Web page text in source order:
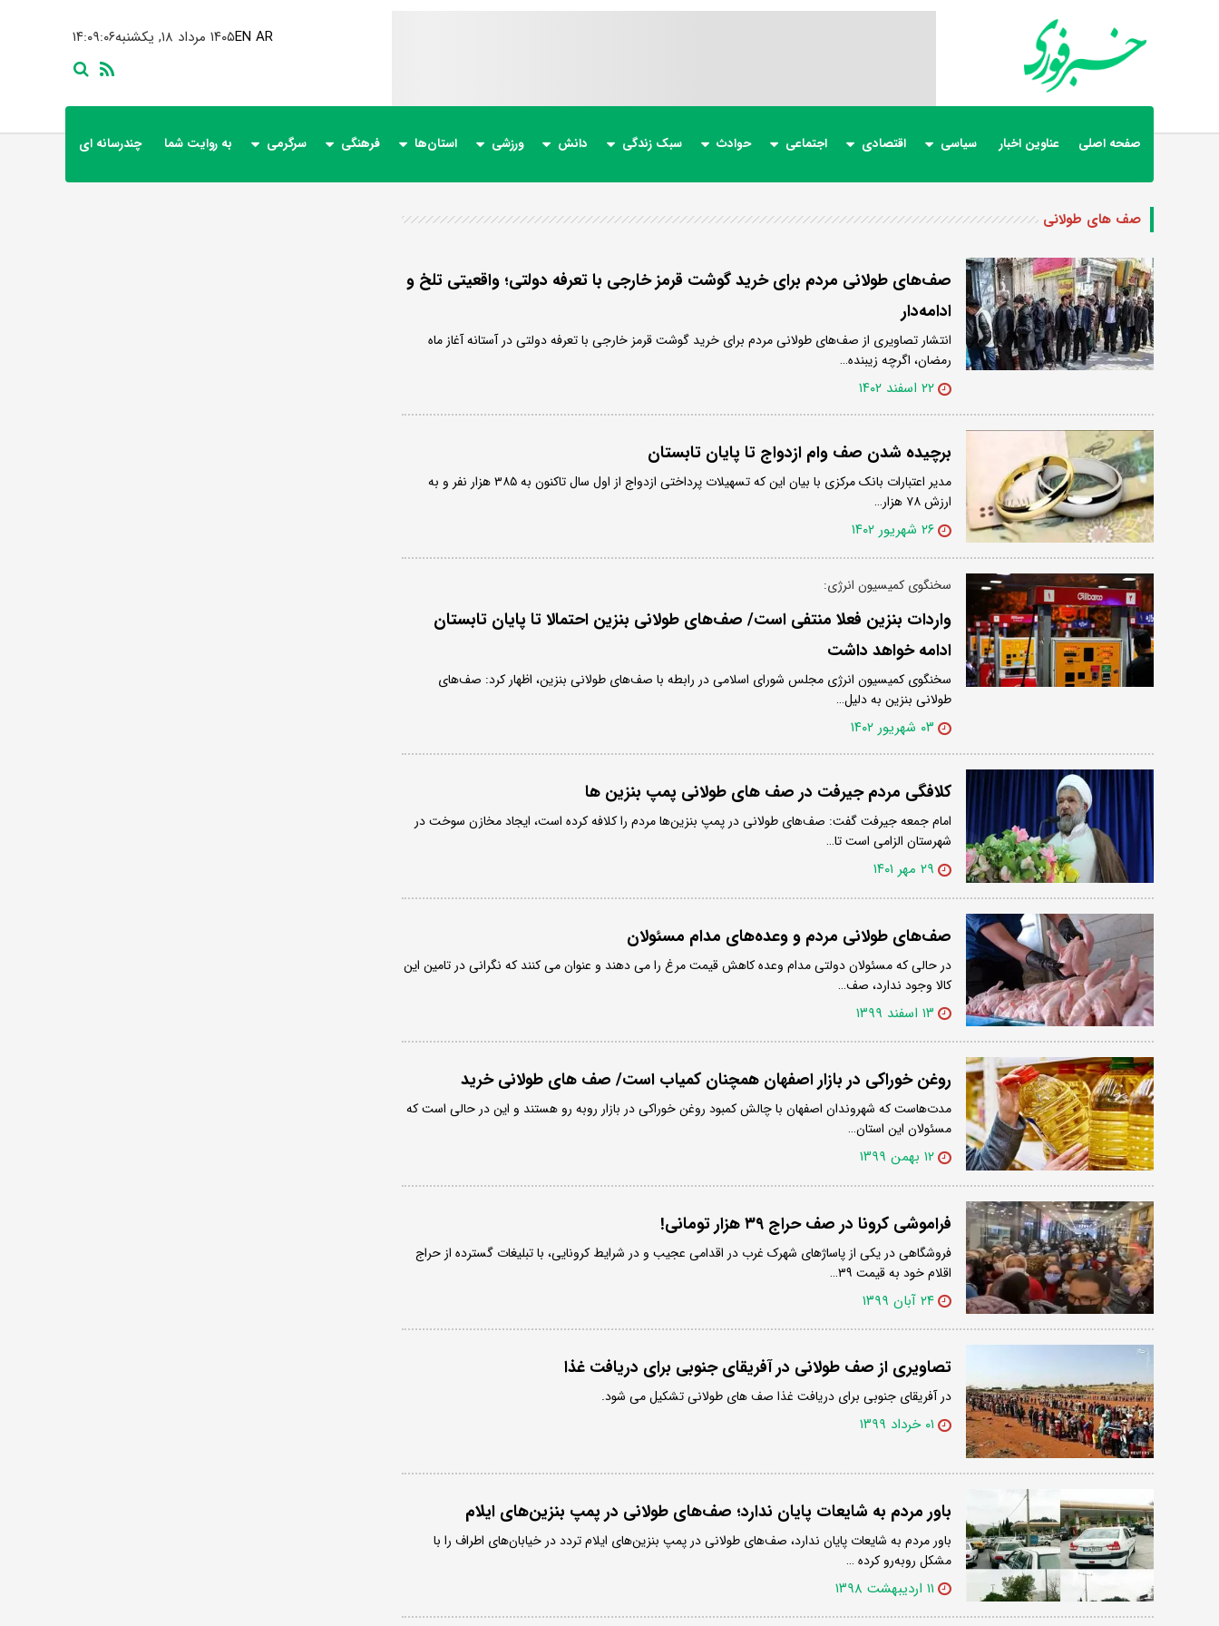
۱۴:۰۹:۰۶ ۱۴۰۵ مرداد ۱۸, یکشنبهEN AR
صفحه اصلی عناوین اخبار سیاسی اقتصادی اجتماعی حوادث سبک زندگی دانش ورزشی استان‌ها فرهنگی سرگرمی به روایت شما چندرسانه ای
صف های طولانی
صف‌های طولانی مردم برای خرید گوشت قرمز خارجی با تعرفه دولتی؛ واقعیتی تلخ و
ادامه‌دار
انتشار تصاویری از صف‌های طولانی مردم برای خرید گوشت قرمز خارجی با تعرفه دولتی در آستانه آغاز ماه
رمضان، اگرچه زیبنده…
۲۲ اسفند ۱۴۰۲
برچیده شدن صف وام ازدواج تا پایان تابستان
مدیر اعتبارات بانک مرکزی با بیان این که تسهیلات پرداختی ازدواج از اول سال تا‌کنون به ۳۸۵ هزار نفر و به
ارزش ۷۸ هزار…
۲۶ شهریور ۱۴۰۲
سخنگوی کمیسیون انرژی:
واردات بنزین فعلا منتفی است/ صف‌های طولانی بنزین احتمالا تا پایان تابستان
ادامه خواهد داشت
سخنگوی کمیسیون انرژی مجلس شورای اسلامی در رابطه با صف‌های طولانی بنزین، اظهار کرد: صف‌های
طولانی بنزین به دلیل…
۰۳ شهریور ۱۴۰۲
کلافگی مردم جیرفت در صف‌ های طولانی پمپ بنزین‌ ها
امام جمعه جیرفت گفت: صف‌های طولانی در پمپ بنزین‌ها مردم را کلافه کرده است، ایجاد مخازن سوخت در
شهرستان الزامی است تا…
۲۹ مهر ۱۴۰۱
صف‌های طولانی مردم و وعده‌های مدام مسئولان
در حالی که مسئولان دولتی مدام وعده کاهش قیمت مرغ را می دهند و عنوان می کنند که نگرانی در تامین این
کالا وجود ندارد، صف…
۱۳ اسفند ۱۳۹۹
روغن خوراکی در بازار اصفهان همچنان کمیاب است/ صف های طولانی خرید
مدت‌هاست که شهروندان اصفهان با چالش کمبود روغن خوراکی در بازار روبه رو هستند و این در حالی است که
مسئولان این استان…
۱۲ بهمن ۱۳۹۹
فراموشی کرونا در صف حراج ۳۹ هزار تومانی!
فروشگاهی در یکی از پاساژهای شهرک غرب در اقدامی عجیب و در شرایط کرونایی، با تبلیغات گسترده از حراج
اقلام خود به قیمت ۳۹…
۲۴ آبان ۱۳۹۹
تصاویری از صف طولانی در آ‏فریقای جنوبی برای دریافت غذا
در آ‏فریقای جنوبی برای دریافت غذا صف های طولانی تشکیل می شود.
۰۱ خرداد ۱۳۹۹
باور مردم به شایعات پایان ندارد؛ صف‌های طولانی در پمپ بنزین‌های ایلام
باور مردم به شایعات پایان ندارد، صف‌های طولانی در پمپ بنزین‌های ایلام تردد در خیابان‌های اطراف را با
مشکل روبه‌رو کرده …
۱۱ اردیبهشت ۱۳۹۸